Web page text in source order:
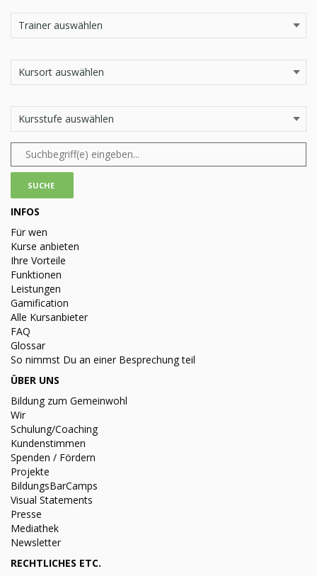
INFOS
Für wen
Kurse anbieten
Ihre Vorteile
Funktionen
Leistungen
Gamification
Alle Kursanbieter
FAQ
Glossar
So nimmst Du an einer Besprechung teil
ÜBER UNS
Bildung zum Gemeinwohl
Wir
Schulung/Coaching
Kundenstimmen
Spenden / Fördern
Projekte
BildungsBarCamps
Visual Statements
Presse
Mediathek
Newsletter
RECHTLICHES ETC.